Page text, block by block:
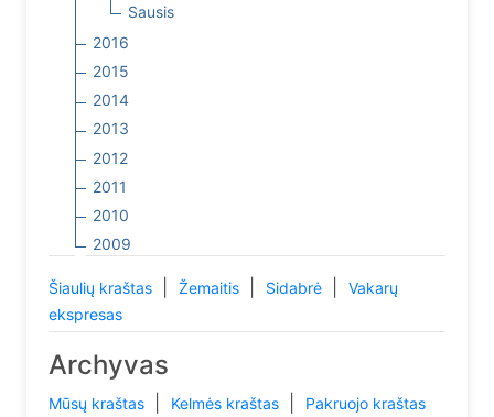
Sausis
2016
2015
2014
2013
2012
2011
2010
2009
Šiaulių kraštas Žemaitis Sidabrė
Vakarų
ekspresas
Archyvas
Mūsų kraštas Kelmės kraštas Pakruojo kraštas